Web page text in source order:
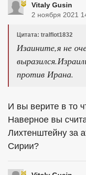
Vitaly Gusin
2 ноября 2021
Цитата: tralflot1832
Изаините,я не
против Ирана.
И вы верите в то
Наверное вы
Лихтенштейну за
Сирии?